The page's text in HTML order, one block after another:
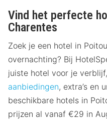
Vind het perfecte
Charentes
Zoek je een hotel in
overnachting? Bij
juiste hotel voor je
aanbiedingen, extra’s en
beschikbare hotels in
prijzen al vanaf €29 in